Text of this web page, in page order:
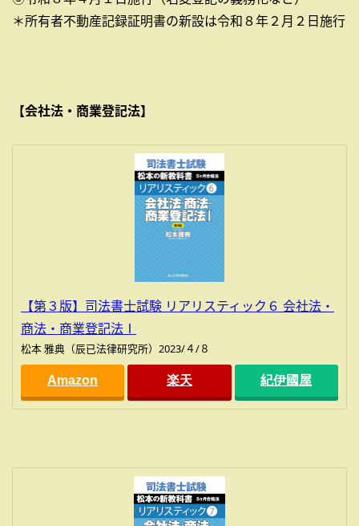
＊所有者不動産記録証明書の新設は令和８年２月２日施行
【会社法・商業登記法】
【第３版】司法書士試験 リアリスティック６ 会社法・
商法・商業登記法Ⅰ
松本 雅典（辰已法律研究所）2023/４/８
Amazon 楽天 紀伊國屋